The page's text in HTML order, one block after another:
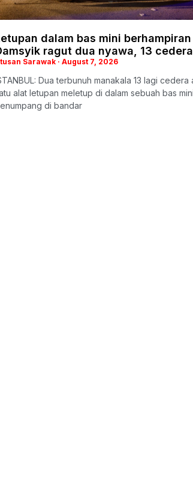
dalam bas mini berhampiran
ragut dua nyawa, 13 cedera
Sarawak August 7, 2026
Dua terbunuh manakala 13 lagi cedera
alat letupan meletup di dalam sebuah bas mini
di bandar